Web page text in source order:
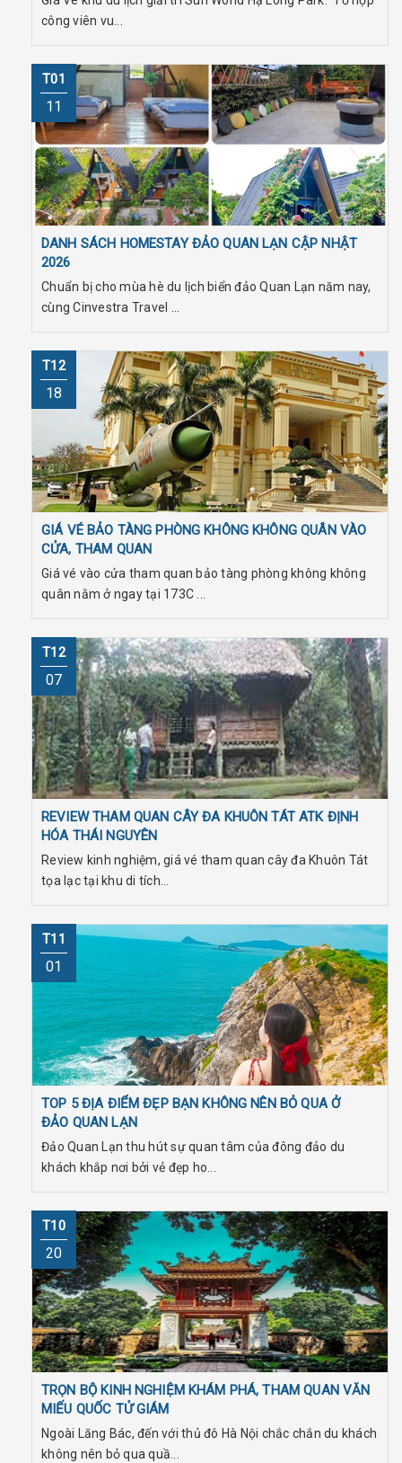
công viên vu...
T01
11
DANH SÁCH HOMESTAY ĐẢO QUAN LẠN CẬP NHẬT
2026
Chuẩn bị cho mùa hè du lịch biển đảo Quan Lạn năm nay,
cùng Cinvestra Travel ...
T12
18
GIÁ VÉ BẢO TÀNG PHÒNG KHÔNG KHÔNG QUÂN VÀO
CỬA, THAM QUAN
Giá vé vào cửa tham quan bảo tàng phòng không không
quân nằm ở ngay tại 173C ...
T12
07
REVIEW THAM QUAN CÂY ĐA KHUÔN TÁT ATK ĐỊNH
HÓA THÁI NGUYÊN
Review kinh nghiệm, giá vé tham quan cây đa Khuôn Tát
tọa lạc tại khu di tích...
T11
01
TOP 5 ĐỊA ĐIỂM ĐẸP BẠN KHÔNG NÊN BỎ QUA Ở
ĐẢO QUAN LẠN
Đảo Quan Lạn thu hút sự quan tâm của đông đảo du
khách khắp nơi bởi vẻ đẹp ho...
T10
20
TRỌN BỘ KINH NGHIỆM KHÁM PHÁ, THAM QUAN VĂN
MIẾU QUỐC TỬ GIÁM
Ngoài Lăng Bác, đến với thủ đô Hà Nội chắc chắn du khách
không nên bỏ qua quầ...